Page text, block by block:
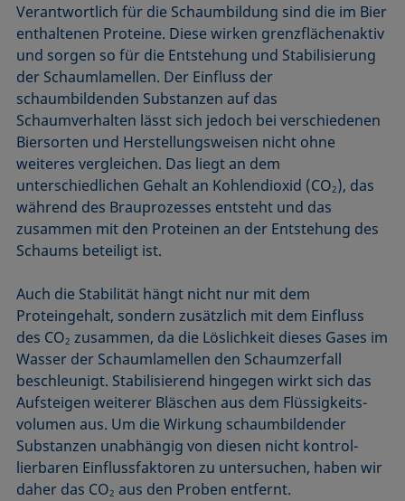
Verantwortlich für die Schaumbildung sind die im Bier
enthaltenen Proteine. Diese wirken grenzflächenaktiv
und sorgen so für die Entstehung und Stabilisierung
der Schaumlamellen. Der Einfluss der
schaumbildenden Substanzen auf das
Schaumverhalten lässt sich jedoch bei verschiedenen
Biersorten und Herstellungsweisen nicht ohne
weiteres vergleichen. Das liegt an dem
unterschiedlichen Gehalt an Kohlendioxid (CO2), das
während des Brauprozesses entsteht und das
zusammen mit den Proteinen an der Entstehung des
Schaums beteiligt ist.
Auch die Stabilität hängt nicht nur mit dem
Proteingehalt, sondern zusätzlich mit dem Einfluss
des CO2 zusammen, da die Löslichkeit dieses Gases im
Wasser der Schaumlamellen den Schaumzerfall
beschleunigt. Stabilisierend hingegen wirkt sich das
Aufsteigen weiterer Bläschen aus dem Flüssigkeits­
volumen aus. Um die Wirkung schaum­bildender
Substanzen unabhängig von diesen nicht kontrol­
lierbaren Einflussfaktoren zu untersuchen, haben wir
daher das CO2 aus den Proben entfernt.